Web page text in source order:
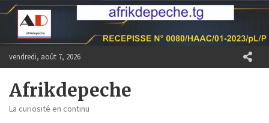
Skip
content
vendredi, août 7, 2026
Afrikdepeche
La curiosité en continu